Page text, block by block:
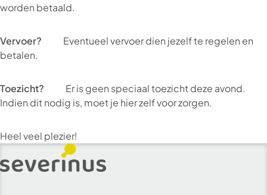
worden betaald.
Vervoer? Eventueel vervoer dien jezelf te regelen en
betalen.
Toezicht? Er is geen speciaal toezicht deze avond.
Indien dit nodig is, moet je hier zelf voor zorgen.
Heel veel plezier!